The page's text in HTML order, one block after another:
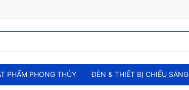
PHẨM PHONG THỦY ĐÈN & THIẾT BỊ CHIẾU SÁNG